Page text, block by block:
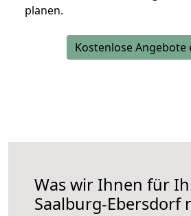
planen.
Kostenlose Angebote
Was wir Ihnen für
Saalburg-Ebersdorf